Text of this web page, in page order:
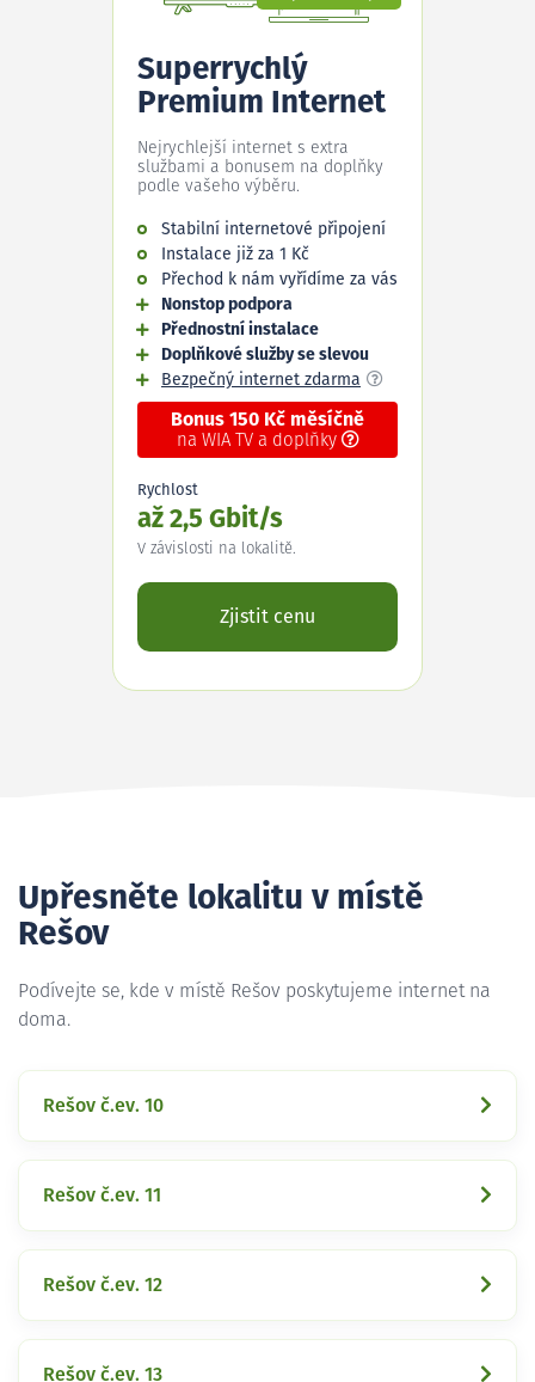
Superrychlý
Premium Internet
Nejrychlejší internet s extra
službami a bonusem na doplňky
podle vašeho výběru.
Stabilní internetové připojení
Instalace již za 1 Kč
Přechod k nám vyřídíme za vás
Nonstop podpora
Přednostní instalace
Doplňkové služby se slevou
Bezpečný internet zdarma
Bonus 150 Kč měsíčně
na WIA TV a doplňky
Rychlost
až 2,5 Gbit/s
V závislosti na lokalitě.
Zjistit cenu
Upřesněte lokalitu v místě
Rešov
Podívejte se, kde v místě Rešov poskytujeme internet na
doma.
Rešov č.ev. 10
Rešov č.ev. 11
Rešov č.ev. 12
Rešov č.ev. 13